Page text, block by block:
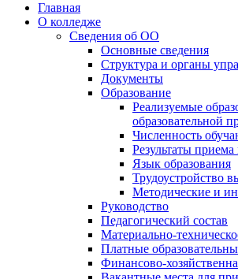
Главная
О колледже
Сведения об ОО
Основные сведения
Структура и органы
Документы
Образование
Реализуемые
образовательной
Численность
Результаты
Язык образования
Трудоустройство
Методические и
Руководство
Педагогический состав
Материально-
Платные
Финансово-